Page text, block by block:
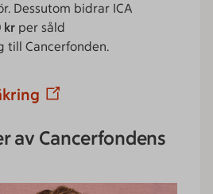
Dessutom bidrar ICA
kr per såld
till Cancerfonden.
av Cancerfondens